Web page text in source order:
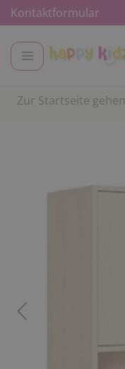
Kontaktformular
Zur Startseite gehen